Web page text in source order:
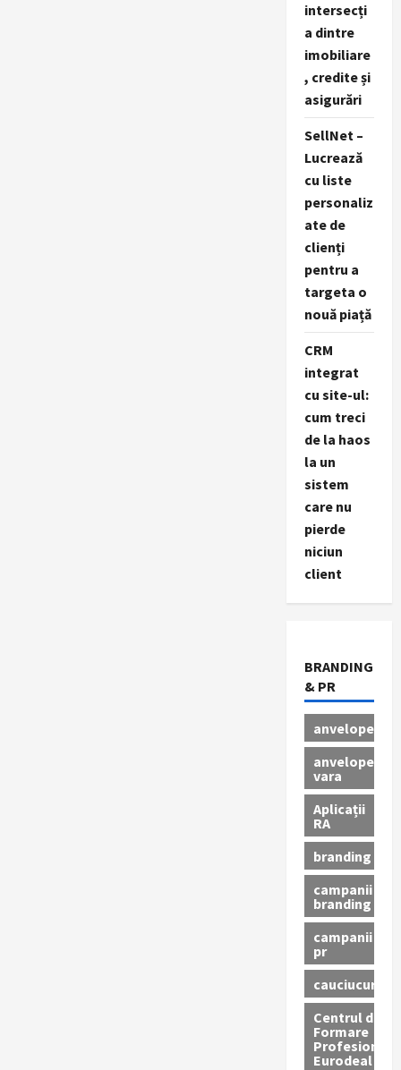
intersecți
a dintre
imobiliare
, credite și
asigurări
SellNet –
Lucrează
cu liste
personaliz
ate de
clienți
pentru a
targeta o
nouă piață
CRM
integrat
cu site-ul:
cum treci
de la haos
la un
sistem
care nu
pierde
niciun
client
BRANDING
& PR
anvelope
anvelope
vara
Aplicații
RA
branding
campanii
branding
campanii
pr
cauciucuri
Centrul de
Formare
Profesionala
Eurodeal